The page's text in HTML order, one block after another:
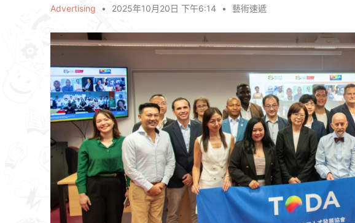
Advertising • 2025年10月20日 下午6:14 • 藝術速遞